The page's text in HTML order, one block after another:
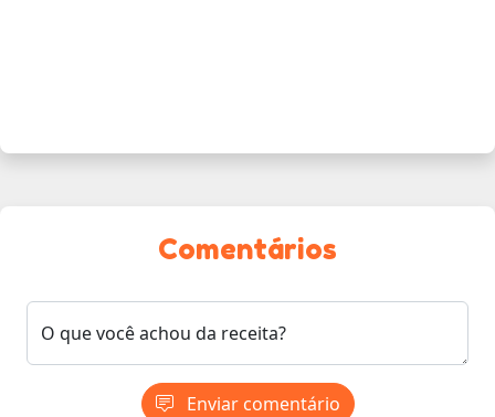
Comentários
O que você achou da receita?
Enviar comentário